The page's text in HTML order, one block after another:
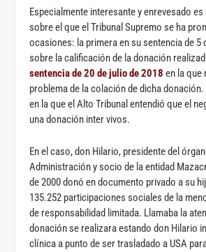
Especialmente interesante y enrevesado
sobre el que el Tribunal Supremo se ha
ocasiones: la primera en su sentencia de 5
sobre la calificación de la donación
sentencia de 20 de julio de 2018 en la que
problema de la colación de dicha
en la que el Alto Tribunal entendió que el
una donación inter vivos.
En el caso, don Hilario, presidente del
Administración y socio de la entidad
de 2000 donó en documento privado a su
135.252 participaciones sociales de la
de responsabilidad limitada. Llamaba la
donación se realizara estando don Hilario
clínica a punto de ser trasladado a USA